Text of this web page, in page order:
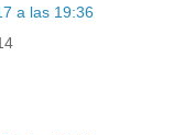
a las 19:36